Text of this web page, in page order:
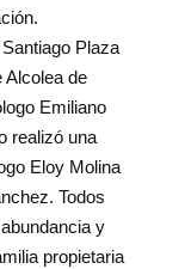
Plaza
Alcolea de
Emiliano
realizó una
Eloy Molina
Todos
y
propietaria